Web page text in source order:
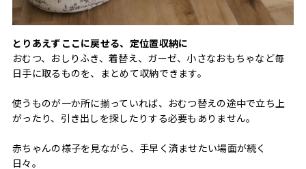
とりあえずここに戻せる、定位置収納に
おむつ、おしりふき、着替え、ガーゼ、小さなおもちゃなど毎
日手に取るものを、まとめて収納できます。
使うものが一か所に揃っていれば、おむつ替えの途中で立ち上
がったり、引き出しを探したりする必要もありません。
赤ちゃんの様子を見ながら、手早く済ませたい場面が続く
日々。